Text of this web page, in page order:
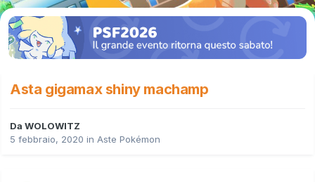
Asta gigamax shiny machamp
Da WOLOWITZ
5 febbraio, 2020 in Aste Pokémon